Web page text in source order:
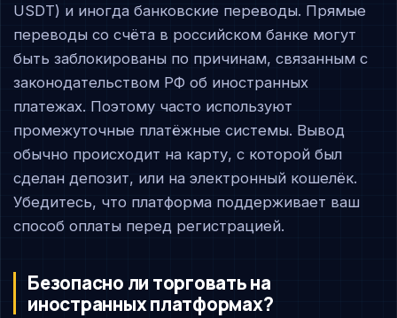
USDT) и иногда банковские переводы. Прямые
переводы со счёта в российском банке могут
быть заблокированы по причинам, связанным с
законодательством РФ об иностранных
платежах. Поэтому часто используют
промежуточные платёжные системы. Вывод
обычно происходит на карту, с которой был
сделан депозит, или на электронный кошелёк.
Убедитесь, что платформа поддерживает ваш
способ оплаты перед регистрацией.
Безопасно ли торговать на
иностранных платформах?